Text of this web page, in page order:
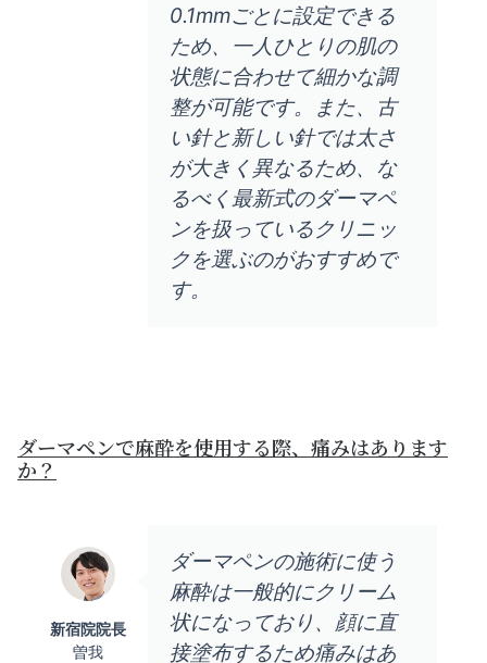
0.1mmごとに設定できる
ため、一人ひとりの肌の
状態に合わせて細かな調
整が可能です。また、古
い針と新しい針では太さ
が大きく異なるため、な
るべく最新式のダーマペ
ンを扱っているクリニッ
クを選ぶのがおすすめで
す。
ダーマペンで麻酔を使用する際、痛みはあります
か？
ダーマペンの施術に使う
麻酔は一般的にクリーム
状になっており、顔に直
接塗布するため痛みはあ
新宿院院長
曽我